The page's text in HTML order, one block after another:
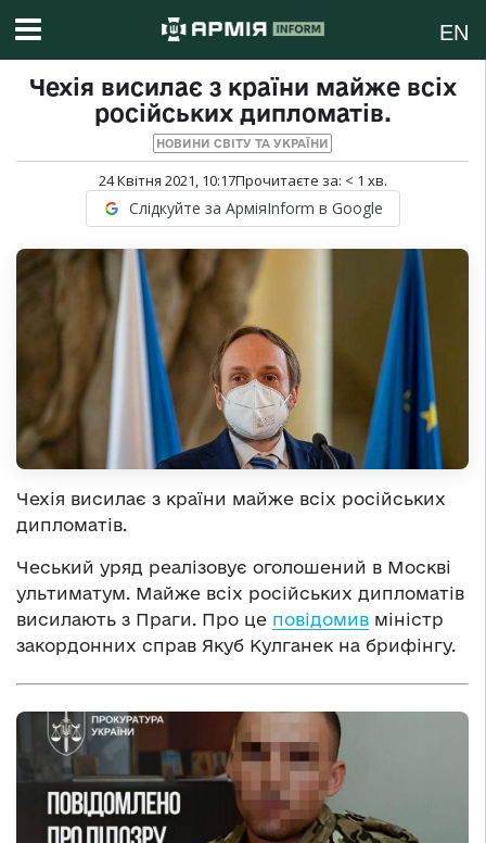
EN
Чехія висилає з країни майже всіх
російських дипломатів.
НОВИНИ СВІТУ ТА УКРАЇНИ
24 Квітня 2021, 10:17Прочитаєте за: < 1 хв.
Слідкуйте за АрміяInform в Google
Чехія висилає з країни майже всіх російських
дипломатів.
Чеський уряд реалізовує оголошений в Москві
ультиматум. Майже всіх російських дипломатів
висилають з Праги. Про це повідомив міністр
закордонних справ Якуб Кулганек на брифінгу.